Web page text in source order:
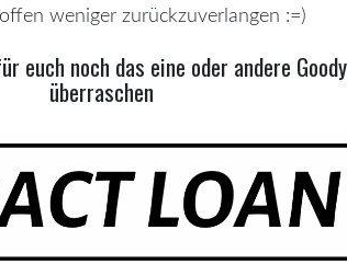
weniger zurückzuverlangen :=)
euch noch das eine oder andere
überraschen